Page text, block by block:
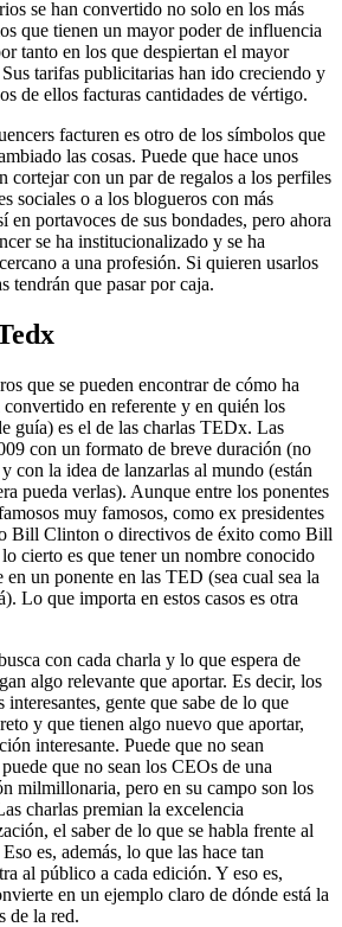
se han convertido no solo en los más
que tienen un mayor poder de influencia
tanto en los que despiertan el mayor
tarifas publicitarias han ido creciendo y
de ellos facturas cantidades de vértigo.
facturen es otro de los símbolos que
las cosas. Puede que hace unos
cortejar con un par de regalos a los perfiles
sociales o a los blogueros con más
en portavoces de sus bondades, pero ahora
se ha institucionalizado y se ha
a una profesión. Si quieren usarlos
tendrán que pasar por caja.
que se pueden encontrar de cómo ha
en referente y en quién los
guía) es el de las charlas TEDx. Las
con un formato de breve duración (no
con la idea de lanzarlas al mundo (están
pueda verlas). Aunque entre los ponentes
muy famosos, como ex presidentes
Bill Clinton o directivos de éxito como Bill
cierto es que tener un nombre conocido
un ponente en las TED (sea cual sea la
Lo que importa en estos casos es otra
con cada charla y lo que espera de
algo relevante que aportar. Es decir, los
gente que sabe de lo que
y que tienen algo nuevo que aportar,
interesante. Puede que no sean
que no sean los CEOs de una
milmillonaria, pero en su campo son los
charlas premian la excelencia
el saber de lo que se habla frente al
es, además, lo que las hace tan
al público a cada edición. Y eso es,
en un ejemplo claro de dónde está la
de la red.